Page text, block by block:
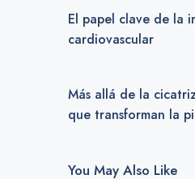
El papel clave de la
cardiovascular
Más allá de la
que transforman la
You May Also Like